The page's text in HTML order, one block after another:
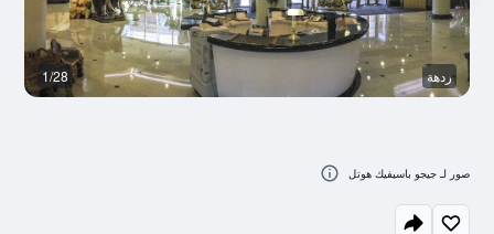
ردهة 1/28
صور لـ جيجو باسيفيك هوتل